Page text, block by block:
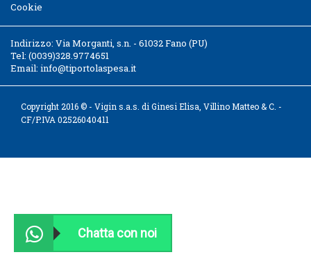
Cookie
Indirizzo: Via Morganti, s.n. - 61032 Fano (PU)
Tel: (0039)328.9774651
Email: info@tiportolaspesa.it
Copyright 2016 © - Vigin s.a.s. di Ginesi Elisa, Villino Matteo & C. -
CF/P.IVA 02526040411
Chatta con noi